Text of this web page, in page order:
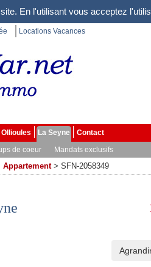
En l'utilisant vous acceptez
Locations Vacances
Ollioules La Seyne
Contact
de coeur Mandats exclusifs
Appartement > SFN-2058349